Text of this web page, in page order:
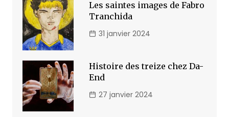
Les saintes images de Fabro
Tranchida
31 janvier 2024
Histoire des treize chez Da-
End
27 janvier 2024